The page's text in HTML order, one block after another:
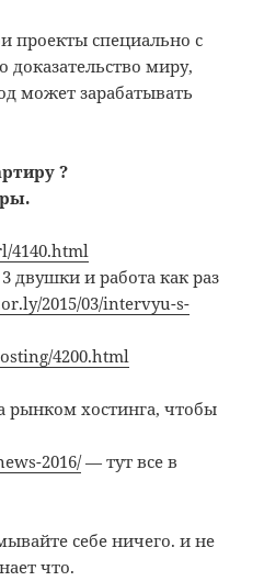
специально с
миру,
может зарабатывать
?
4140.html
двушки и работа как раз
2015/03/intervyu-s-
4200.html
рынком хостинга, чтобы
2016/— тут все в
себе ничего. и не
что.